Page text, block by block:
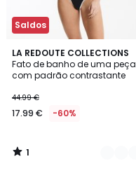
Saldos
LA REDOUTE COLLECTIONS
Fato de banho de uma peça
com padrão contrastante
€
em
de
44.99
44.99 €
17.99 € -60%
1
/
5
2
Cores
1
/